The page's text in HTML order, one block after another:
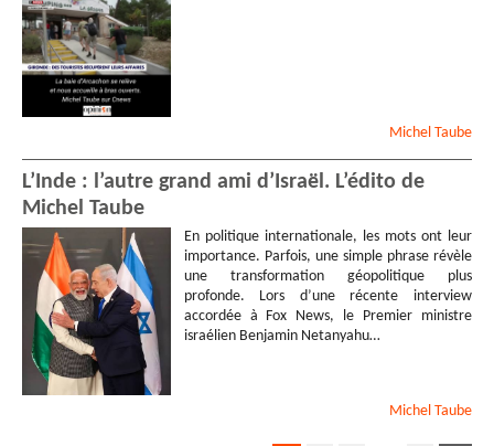
Michel Taube
L’Inde : l’autre grand ami d’Israël. L’édito de
Michel Taube
En politique internationale, les mots ont leur
importance. Parfois, une simple phrase révèle
une transformation géopolitique plus
profonde. Lors d’une récente interview
accordée à Fox News, le Premier ministre
israélien Benjamin Netanyahu…
Michel Taube